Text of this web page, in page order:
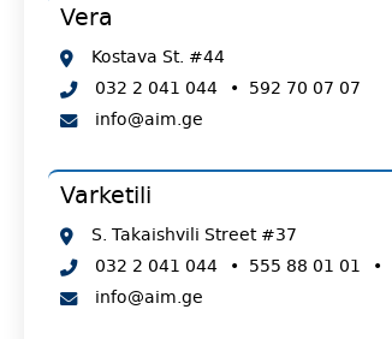
Vera
Kostava St. #44
032 2 041 044 • 592 70 07 07
info@aim.ge
Varketili
S. Takaishvili Street #37
032 2 041 044 • 555 88 01 01 •
info@aim.ge